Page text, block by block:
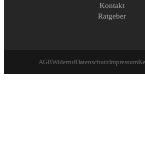
Kontakt
Ratgeber
AGBWiderrufDatenschutzImpressum